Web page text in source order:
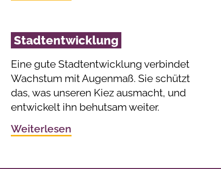
Stadtentwicklung
Eine gute Stadtentwicklung verbindet
Wachstum mit Augenmaß. Sie schützt
das, was unseren Kiez ausmacht, und
entwickelt ihn behutsam weiter.
Weiterlesen